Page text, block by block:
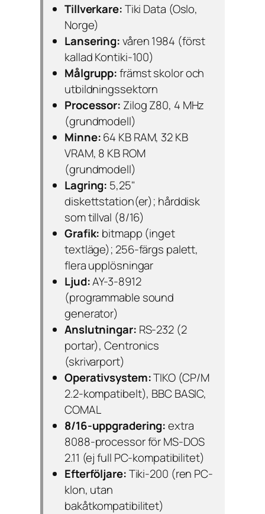
Tillverkare:Tiki Data (Oslo,
Norge)
Lansering:våren 1984 (först
kalladKontiki-100)
Målgrupp:främst skolor och
utbildningssektorn
Processor: Zilog Z80, 4 MHz
(grundmodell)
Minne:64 KB RAM, 32 KB
VRAM, 8 KB ROM
(grundmodell)
Lagring: 5,25"
diskettstation(er); hårddisk
som tillval (8/16)
Grafik: bitmapp (inget
textläge); 256-färgs palett,
flera upplösningar
Ljud:AY-3-8912
(programmable sound
generator)
Anslutningar: RS-232 (2
portar), Centronics
(skrivarport)
Operativsystem:TIKO (CP/M
2.2-kompatibelt), BBC BASIC,
COMAL
8/16-uppgradering:extra
8088-processor för MS-DOS
2.11 (ej full PC-kompatibilitet)
Efterföljare:Tiki-200 (ren PC-
klon, utan
bakåtkompatibilitet)